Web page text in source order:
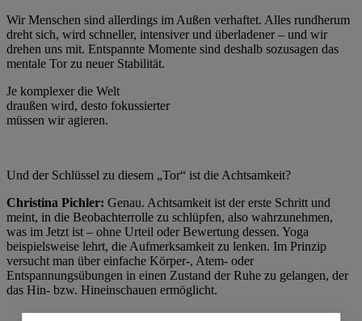
Wir Menschen sind allerdings im Außen verhaftet. Alles rundherum
dreht sich, wird schneller, intensiver und überladener – und wir
drehen uns mit. Entspannte Momente sind deshalb sozusagen das
mentale Tor zu neuer Stabilität.
Je komplexer die Welt
draußen wird, desto fokussierter
müssen wir agieren.
Und der Schlüssel zu diesem „Tor“ ist die Achtsamkeit?
Christina Pichler: Genau. Achtsamkeit ist der erste Schritt und
meint, in die Beobachterrolle zu schlüpfen, also wahrzunehmen,
was im Jetzt ist – ohne Urteil oder Bewertung dessen. Yoga
beispielsweise lehrt, die Aufmerksamkeit zu lenken. Im Prinzip
versucht man übereinfache Körper-, Atem- oder
Entspannungsübungen in einen Zustand der Ruhe zu gelangen, der
das Hin- bzw. Hineinschauen ermöglicht.